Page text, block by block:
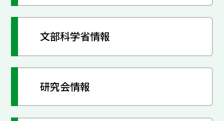
文部科学省情報
研究会情報